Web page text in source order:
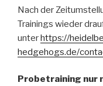
Nach der
Trainings wieder
unterhttps://
hedgehogs.de/
Probetraining nur